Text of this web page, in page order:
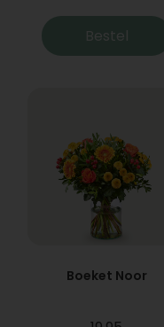
Bestel
Boeket Noor